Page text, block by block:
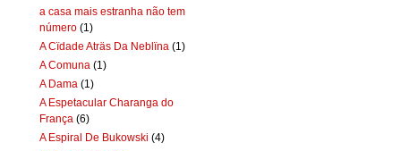
a casa mais estranha não tem
número (1)
A Cïdade Aträs Da Neblïna (1)
A Comuna (1)
A Dama (1)
A Espetacular Charanga do
França (6)
A Espiral De Bukowski (4)